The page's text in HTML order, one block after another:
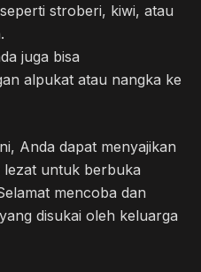
stroberi, kiwi, atau
juga bisa
alpukat atau nangka ke
Anda dapat menyajikan
lezat untuk berbuka
mencoba dan
disukai oleh keluarga